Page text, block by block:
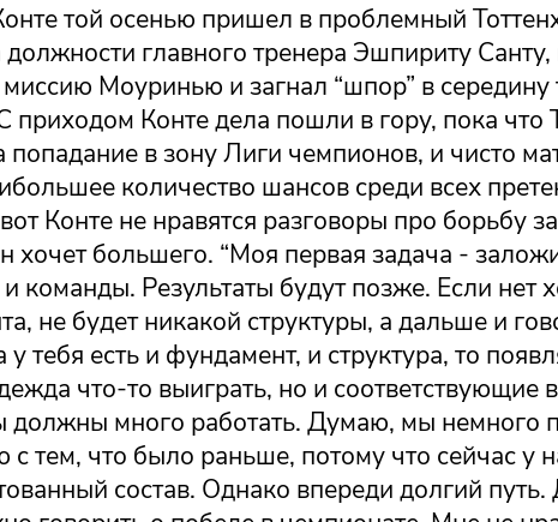
той осенью пришел в проблемный
главного тренера Эшпириту
Моуринью и загнал “шпор” в середину
приходом Конте дела пошли в гору, пока что
попадание в зону Лиги чемпионов, и чисто
количество шансов среди всех
Конте не нравятся разговоры про борьбу
хочет большего. “Моя первая задача -
команды. Результаты будут позже. Если нет
не будет никакой структуры, а дальше и
у тебя есть и фундамент, и структура, то
что-то выиграть, но и соответствующие
должны много работать. Думаю, мы немного
с тем, что было раньше, потому что сейчас у
состав. Однако впереди долгий